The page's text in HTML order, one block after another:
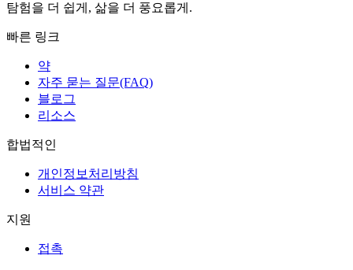
탐험을 더 쉽게, 삶을 더 풍요롭게.
빠른 링크
약
자주 묻는 질문(FAQ)
블로그
리소스
합법적인
개인정보처리방침
서비스 약관
지원
접촉